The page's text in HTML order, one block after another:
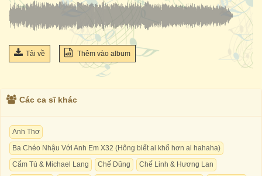
Tải về Thêm vào album
Các ca sĩ khác
Anh Thơ
Ba Chéo Nhậu Với Anh Em X32 (Hông biết ai khổ hơn ai hahaha)
Cẩm Tú & Michael Lang
Chế Dũng
Chế Linh & Hương Lan